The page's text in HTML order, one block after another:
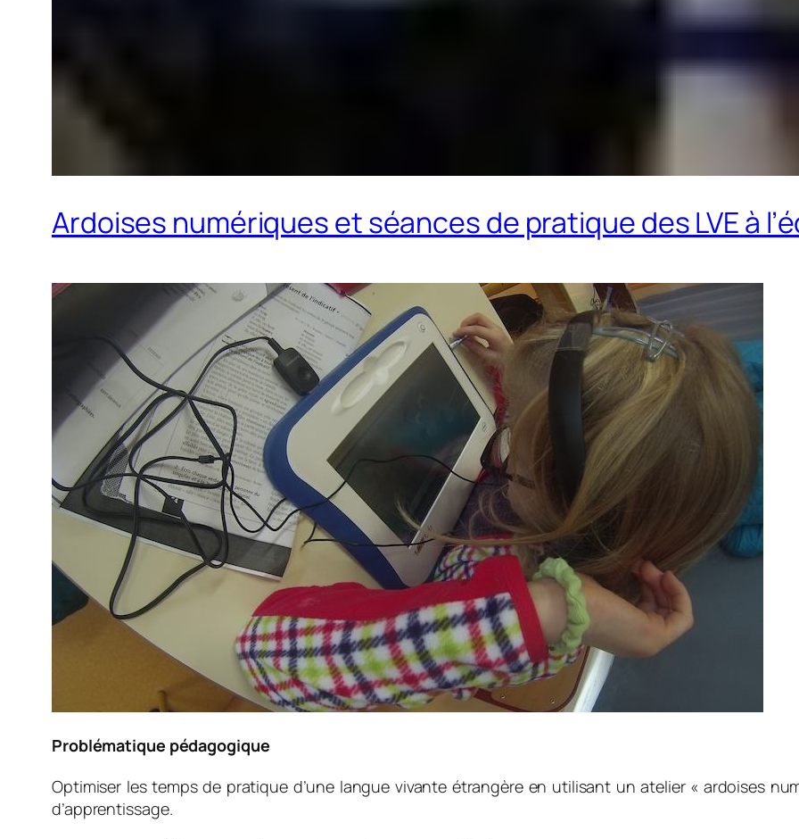
Ardoises numériques et séances de pratique des LVE à
Problématique pédagogique
Optimiser les temps de pratique d’une langue vivante étrangère en utilisant un atelier « ardoises
d’apprentissage.